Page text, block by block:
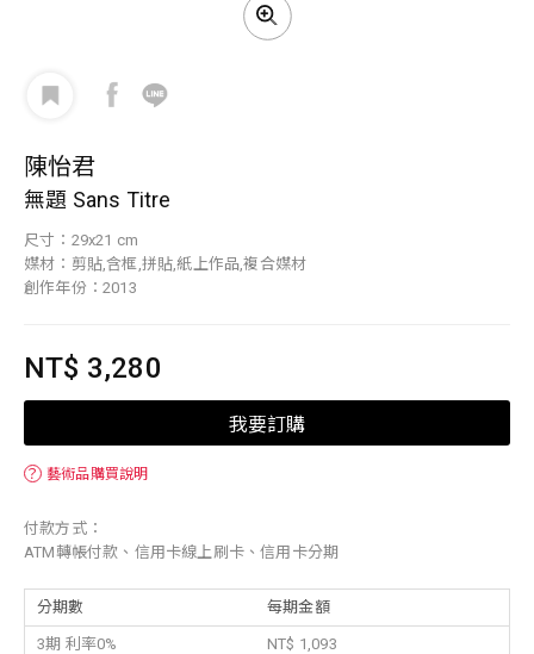
陳怡君
無題 Sans Titre
尺寸：29x21 cm
媒材：剪貼,含框,拼貼,紙上作品,複合媒材
創作年份：2013
NT$ 3,280
我要訂購
？ 藝術品購買說明
付款方式：
ATM轉帳付款、信用卡線上刷卡、信用卡分期
分期數 每期金額
3期 利率0%
NT$ 1,093